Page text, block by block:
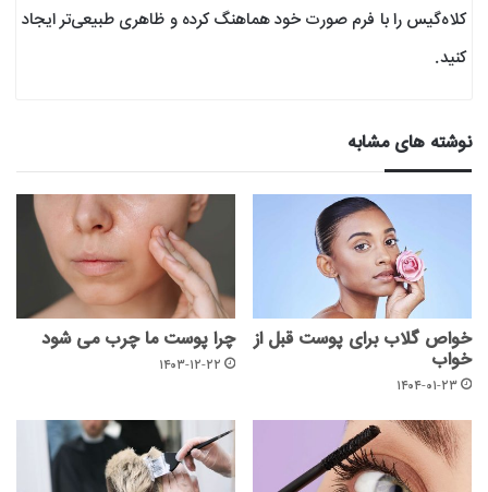
کلاه‌گیس را با فرم صورت خود هماهنگ کرده و ظاهری طبیعی‌تر ایجاد
کنید.
نوشته های مشابه
خواص گلاب برای پوست قبل از
خواب
۱۴۰۴-۰۱-۲۳
چرا پوست ما چرب می شود
۱۴۰۳-۱۲-۲۲